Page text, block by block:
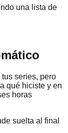
una lista de
series, pero
qué hiciste y en
horas
suelta al final